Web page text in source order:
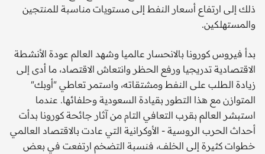
ذلك إلى ارتفاع أسعار النفط إلى مستويات مناسبة للمنتجين
والمستهلكين.
بدأ فيروس كورونا بالانحسار عالميا وشهد العالم عودة الأنشطة
الاقتصادية تدريجيا ورفع الحظر وانتعاش الاقتصاد، ما أدى إلى
زيادة الطلب على النفط ومشتقاته، واستمر تعاطي "أوبك"
المتوازن مع هذا التطور بقيادة السعودية وحلفائها. عندما
استبشر العالم بقرب التعافي التام من آثار جائحة كورونا بدأت
أحداث الحرب الروسية - الأوكرانية التي عادت بالاقتصاد العالمي
خطوات كثيرة إلى الخلف، فنسبة التضخم ارتفعت في بعض